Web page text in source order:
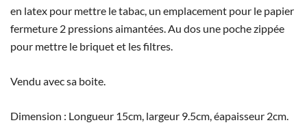
en latex pour mettre le tabac, un emplacement pour le papier
fermeture 2 pressions aimantées. Au dos une poche zippée
pour mettre le briquet et les filtres.
Vendu avec sa boite.
Dimension : Longueur 15cm, largeur 9.5cm, éapaisseur 2cm.